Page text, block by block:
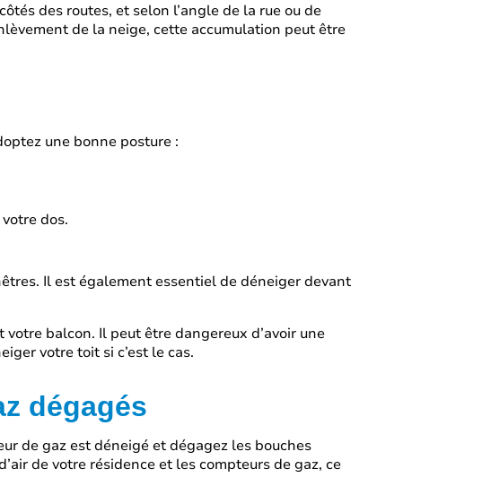
des routes, et selon l’angle de la rue ou de
de la neige, cette accumulation peut être
une bonne posture :
dos.
Il est également essentiel de déneiger devant
balcon. Il peut être dangereux d’avoir une
votre toit si c’est le cas.
dégagés
de gaz est déneigé et dégagez les bouches
de votre résidence et les compteurs de gaz, ce